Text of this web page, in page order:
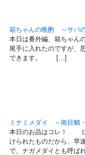
箱ちゃんの晩酌 ～サバ
本日は番外編、箱ちゃん
尾手に入れたのですが、
できます。 […]
ミナミメダイ ～南目鯛
本日のお品はコレ！ ミ
けられたものだから、早
で、ナガメダイとも呼ば